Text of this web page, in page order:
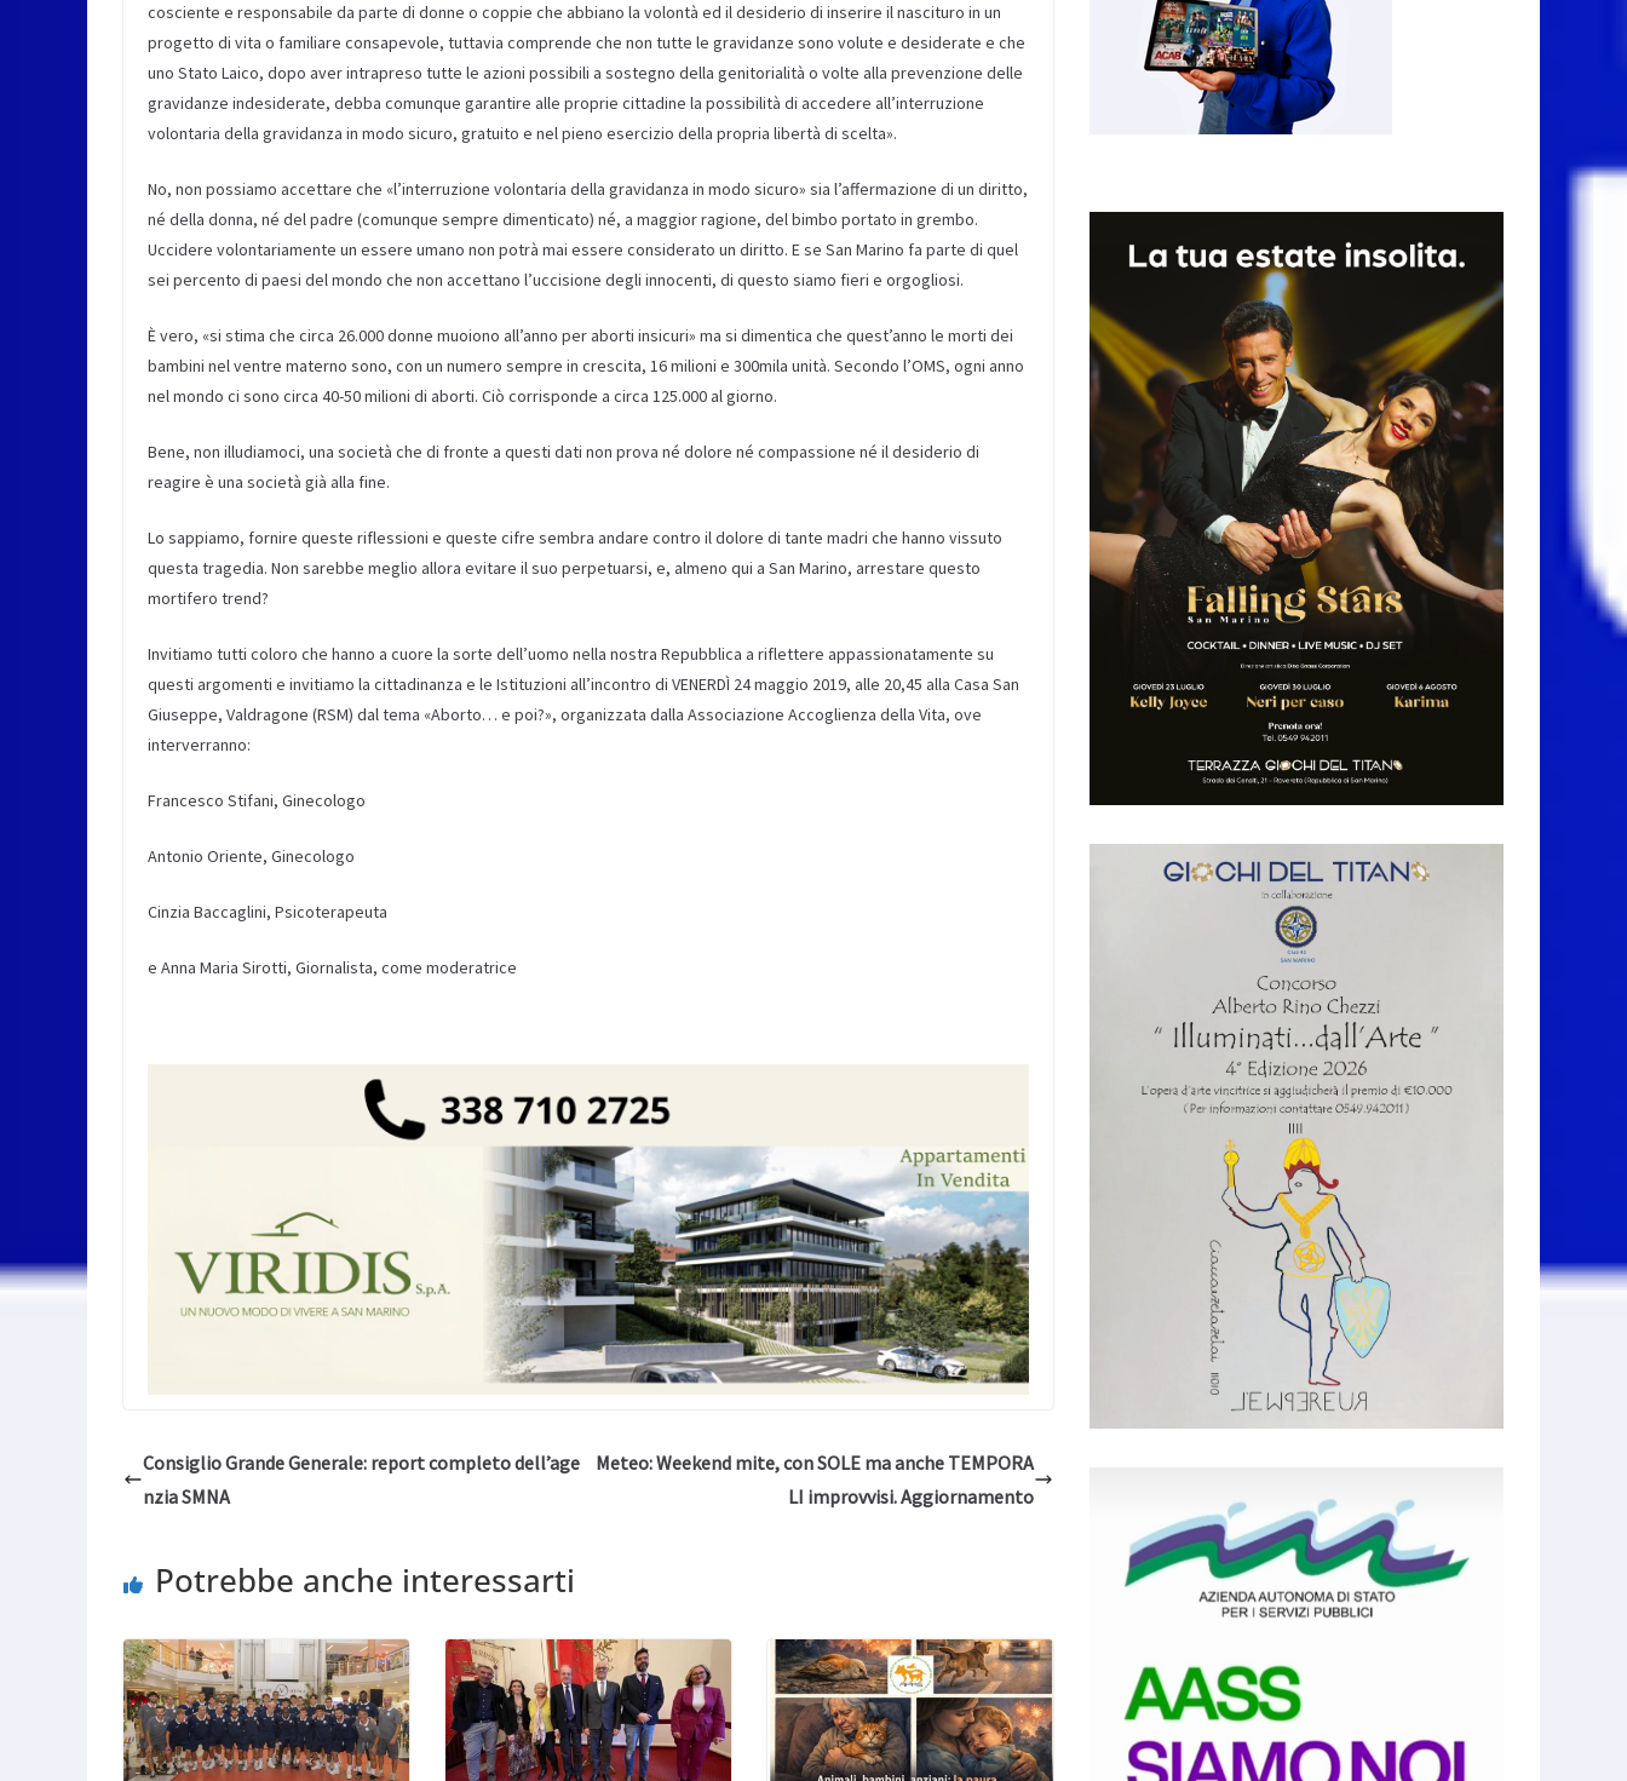
cosciente e responsabile da parte di donne o coppie che abbiano la volontà ed il desiderio di inserire il nascituro in un
progetto di vita o familiare consapevole, tuttavia comprende che non tutte le gravidanze sono volute e desiderate e che
uno Stato Laico, dopo aver intrapreso tutte le azioni possibili a sostegno della genitorialità o volte alla prevenzione delle
gravidanze indesiderate, debba comunque garantire alle proprie cittadine la possibilità di accedere all’interruzione
volontaria della gravidanza in modo sicuro, gratuito e nel pieno esercizio della propria libertà di scelta».
No, non possiamo accettare che «l’interruzione volontaria della gravidanza in modo sicuro» sia l’affermazione di un diritto,
né della donna, né del padre (comunque sempre dimenticato) né, a maggior ragione, del bimbo portato in grembo.
Uccidere volontariamente un essere umano non potrà mai essere considerato un diritto. E se San Marino fa parte di quel
sei percento di paesi del mondo che non accettano l’uccisione degli innocenti, di questo siamo fieri e orgogliosi.
È vero, «si stima che circa 26.000 donne muoiono all’anno per aborti insicuri» ma si dimentica che quest’anno le morti dei
bambini nel ventre materno sono, con un numero sempre in crescita, 16 milioni e 300mila unità. Secondo l’OMS, ogni anno
nel mondo ci sono circa 40-50 milioni di aborti. Ciò corrisponde a circa 125.000 al giorno.
Bene, non illudiamoci, una società che di fronte a questi dati non prova né dolore né compassione né il desiderio di
reagire è una società già alla fine.
Lo sappiamo, fornire queste riflessioni e queste cifre sembra andare contro il dolore di tante madri che hanno vissuto
questa tragedia. Non sarebbe meglio allora evitare il suo perpetuarsi, e, almeno qui a San Marino, arrestare questo
mortifero trend?
Invitiamo tutti coloro che hanno a cuore la sorte dell’uomo nella nostra Repubblica a riflettere appassionatamente su
questi argomenti e invitiamo la cittadinanza e le Istituzioni all’incontro di VENERDÌ 24 maggio 2019, alle 20,45 alla Casa San
Giuseppe, Valdragone (RSM) dal tema «Aborto… e poi?», organizzata dalla Associazione Accoglienza della Vita, ove
interverranno:
Francesco Stifani, Ginecologo
Antonio Oriente, Ginecologo
Cinzia Baccaglini, Psicoterapeuta
e Anna Maria Sirotti, Giornalista, come moderatrice
Consiglio Grande Generale: report completo dell’age
nzia SMNA
Meteo: Weekend mite, con SOLE ma anche TEMPORA
LI improvvisi. Aggiornamento
Potrebbe anche interessarti